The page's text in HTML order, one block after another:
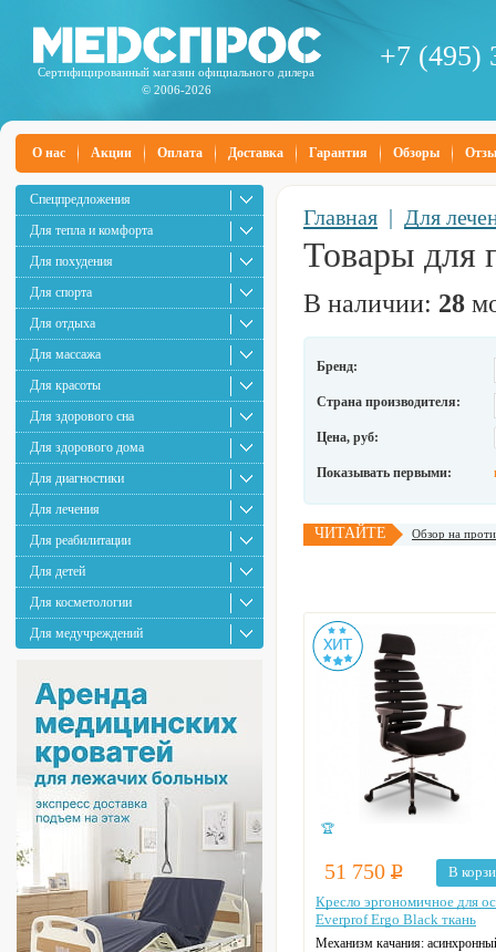
Сертифицированный магазин официального дилера
© 2006-2026
+7 (495)
О нас Акции Оплата Доставка Гарантия Обзоры
Спецпредложения
Для тепла и комфорта
Для похудения
Для спорта
Для отдыха
Для массажа
Для красоты
Для здорового сна
Для здорового дома
Для диагностики
Для лечения
Для реабилитации
Для детей
Для косметологии
Для медучреждений
Главная | Для
Товары для
В наличии: 28
Бренд:
Страна производителя:
Цена, руб:
Показывать первыми:
ЧИТАЙТЕ Обзор на
🏆
51 750 Р
В
Кресло эргономичное для
Everprof Ergo Black ткань
Механизм качания: